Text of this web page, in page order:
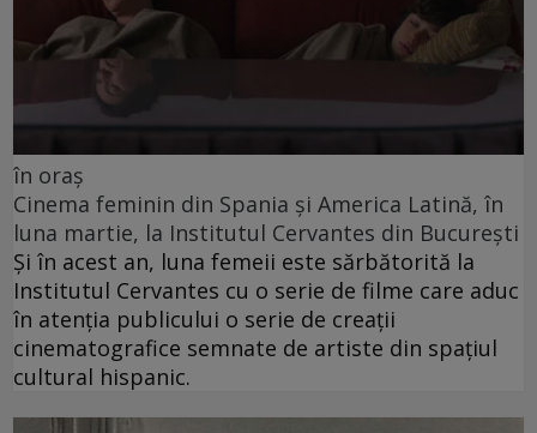
în oraș
Cinema feminin din Spania și America Latină, în
luna martie, la Institutul Cervantes din București
Și în acest an, luna femeii este sărbătorită la
Institutul Cervantes cu o serie de filme care aduc
în atenția publicului o serie de creații
cinematografice semnate de artiste din spațiul
cultural hispanic.